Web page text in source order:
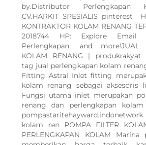
by.Distributor Perlengkapan
CV.HARKIT SPESIALIS pinterest
KONTRAKTOR KOLAM RENANG
2018744 HP: Explore Email
Perlengkapan, and more!JUAL
KOLAM RENANG | produkrakyat
tag jual perlengkapan kolam
Fitting Astral Inlet fitting
kolam renang sebagai aksesoris
Fungsi utama inlet merupakan
renang dan perlengkapan kolam
kolam ren POMPA FILTER
PERLENGKAPAN KOLAM